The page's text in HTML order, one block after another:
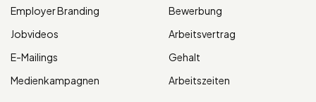
Employer Branding
Jobvideos
E-Mailings
Medienkampagnen
Bewerbung
Arbeitsvertrag
Gehalt
Arbeitszeiten